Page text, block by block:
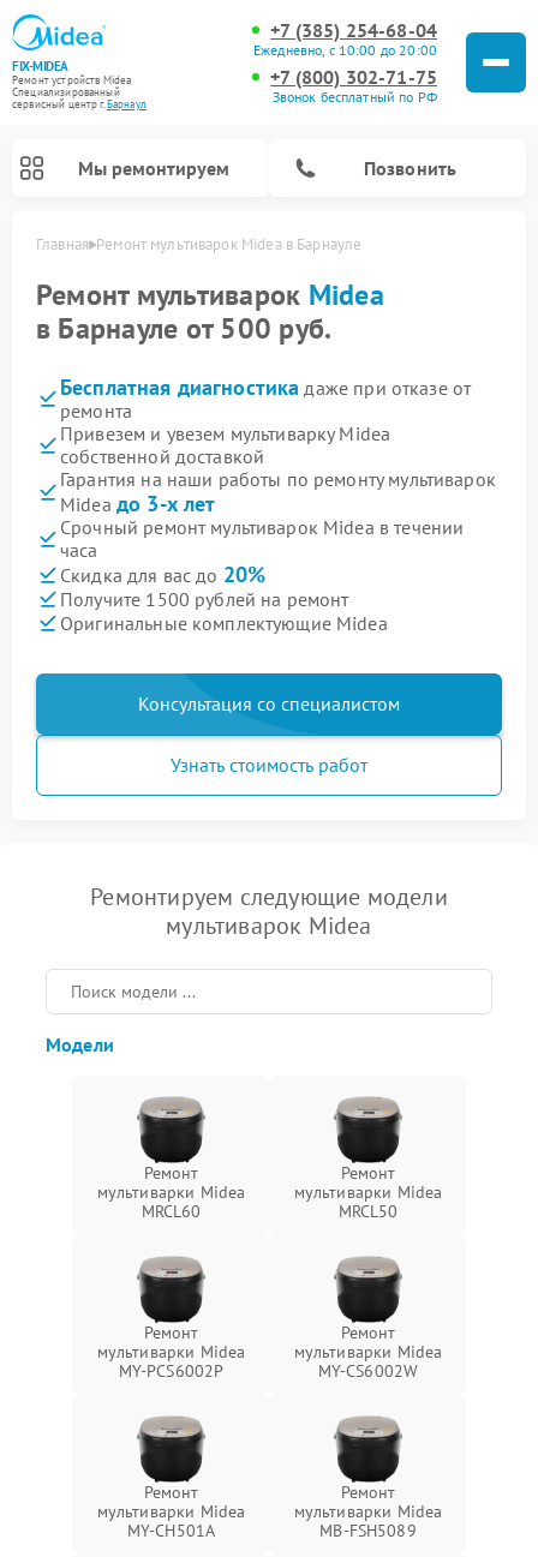
FIX-MIDEA
Ремонт устройств Midea
Специализированный
cервисный центр г.Барнаул
+7 (385) 254-68-04
Ежедневно, с 10:00 до 20:00
+7 (800) 302-71-75
Звонок бесплатный по РФ
Мы ремонтируем Позвонить
Главная Ремонт мультиварок Midea в Барнауле
Ремонт мультиварок Midea
в Барнауле от 500 руб.
Бесплатная диагностика даже при отказе от
ремонта
Привезем и увезем мультиварку Midea
собственной доставкой
Гарантия на наши работы по ремонту мультиварок
Midea до 3-х лет
Срочный ремонт мультиварок Midea в течении
часа
Скидка для вас до 20%
Получите 1500 рублей на ремонт
Оригинальные комплектующие Midea
Консультация со специалистом
Узнать стоимость работ
Ремонтируем следующие модели
мультиварок Midea
Модели
Ремонт
мультиварки Midea
MRCL60
Ремонт
мультиварки Midea
MRCL50
Ремонт
мультиварки Midea
MY-PCS6002P
Ремонт
мультиварки Midea
MY-CS6002W
Ремонт
мультиварки Midea
MY-CH501A
Ремонт
мультиварки Midea
MB-FSH5089